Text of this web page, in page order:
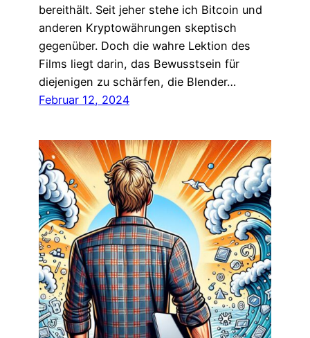
bereithält. Seit jeher stehe ich Bitcoin und
anderen Kryptowährungen skeptisch
gegenüber. Doch die wahre Lektion des
Films liegt darin, das Bewusstsein für
diejenigen zu schärfen, die Blender…
Februar 12, 2024